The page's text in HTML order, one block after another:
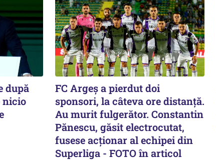
după
nicio
FC Argeș a pierdut doi
sponsori, la câteva ore distanță.
Au murit fulgerător. Constantin
Pănescu, găsit electrocutat,
fusese acționar al echipei din
Superliga - FOTO în articol